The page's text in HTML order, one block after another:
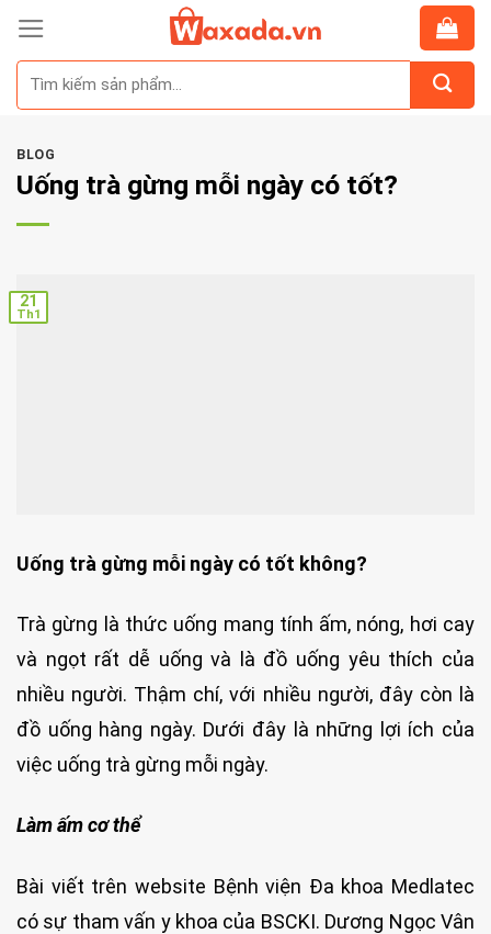
Skip
content
BLOG
Uống trà gừng mỗi ngày có tốt?
21
Th1
Uống trà gừng mỗi ngày có tốt không?
Trà gừng là thức uống mang tính ấm, nóng, hơi cay
và ngọt rất dễ uống và là đồ uống yêu thích của
nhiều người. Thậm chí, với nhiều người, đây còn là
đồ uống hàng ngày. Dưới đây là những lợi ích của
việc uống trà gừng mỗi ngày.
Làm ấm cơ thể
Bài viết trên website Bệnh viện Đa khoa Medlatec
có sự tham vấn y khoa của BSCKI. Dương Ngọc Vân